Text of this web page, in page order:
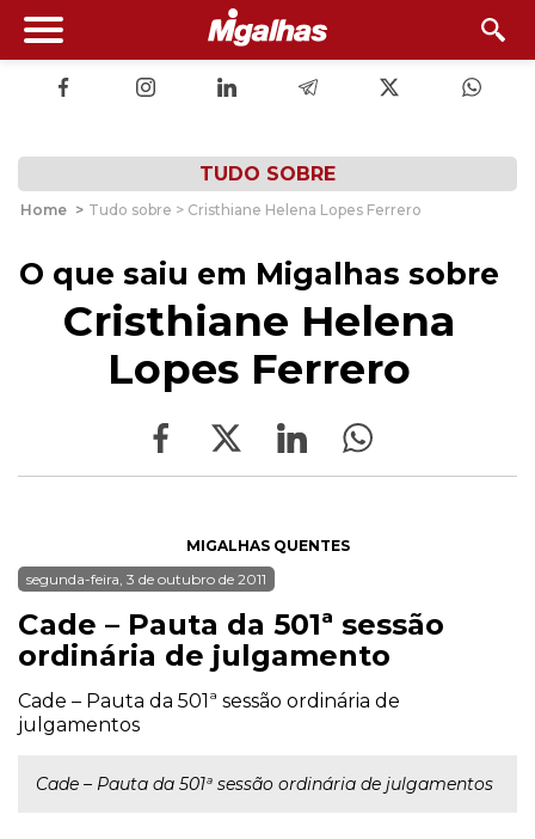
TUDO SOBRE
Home > Tudo sobre > Cristhiane Helena Lopes Ferrero
O que saiu em Migalhas sobre
Cristhiane Helena
Lopes Ferrero
MIGALHAS QUENTES
segunda-feira, 3 de outubro de 2011
Cade – Pauta da 501ª sessão
ordinária de julgamento
Cade – Pauta da 501ª sessão ordinária de
julgamentos
Cade – Pauta da 501ª sessão ordinária de julgamentos